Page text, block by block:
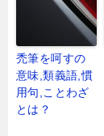
禿筆を呵すの
意味,類義語,慣
用句,ことわざ
とは？